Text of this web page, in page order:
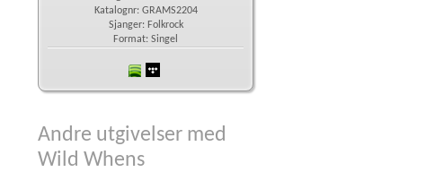
Katalognr: GRAMS2204
Sjanger: Folkrock
Format: Singel
spotify
Andre utgivelser med
Wild Whens